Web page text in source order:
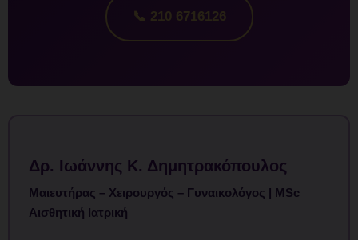
📞 210 6716126
Δρ. Ιωάννης Κ. Δημητρακόπουλος
Μαιευτήρας – Χειρουργός – Γυναικολόγος | MSc
Αισθητική Ιατρική